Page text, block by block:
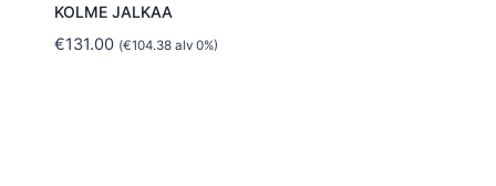
KOLME JALKAA
€131.00 (€104.38alv 0%)